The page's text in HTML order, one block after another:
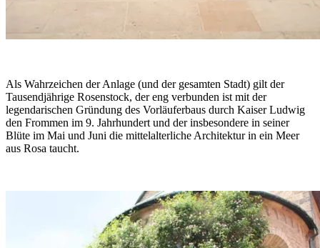
Als Wahrzeichen der Anlage (und der gesamten Stadt) gilt der
Tausendjährige Rosenstock, der eng verbunden ist mit der
legendarischen Gründung des Vorläuferbaus durch Kaiser Ludwig
den Frommen im 9. Jahrhundert und der insbesondere in seiner
Blüte im Mai und Juni die mittelalterliche Architektur in ein Meer
aus Rosa taucht.